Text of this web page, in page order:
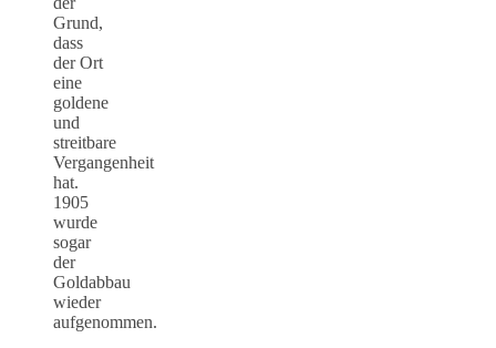
Grund,
dass
der Ort
eine
goldene
und
streitbare
Vergangenheit
hat.
1905
wurde
sogar
der
Goldabbau
wieder
aufgenommen.